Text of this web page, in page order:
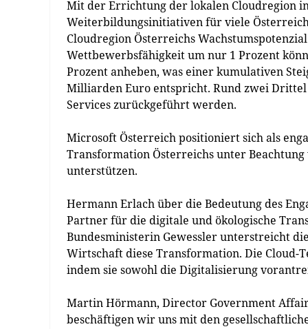
Mit der Errichtung der lokalen Cloudregion
Weiterbildungsinitiativen für viele
Cloudregion Österreichs
Wettbewerbsfähigkeit um nur 1 Prozent
Prozent anheben, was einer kumulativen
Milliarden Euro entspricht. Rund zwei
Services zurückgeführt werden.
Microsoft Österreich positioniert sich als
Transformation Österreichs unter
unterstützen.
Hermann Erlach über die Bedeutung des
Partner für die digitale und ökologische
Bundesministerin Gewessler unterstreicht
Wirtschaft diese Transformation. Die Cloud-
indem sie sowohl die Digitalisierung
Martin Hörmann, Director Government
beschäftigen wir uns mit den